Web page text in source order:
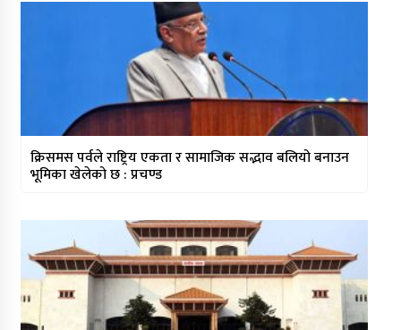
क्रिसमस पर्वले राष्ट्रिय एकता र सामाजिक सद्भाव बलियो बनाउन
भूमिका खेलेको छ : प्रचण्ड